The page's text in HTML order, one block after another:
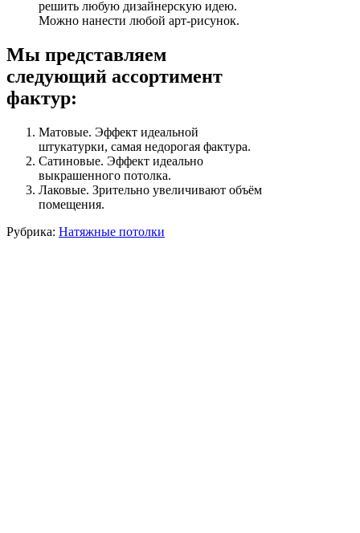
решить любую дизайнерскую идею.
Можно нанести любой арт-рисунок.
Мы представляем
следующий ассортимент
фактур:
Матовые. Эффект идеальной
штукатурки, самая недорогая фактура.
Сатиновые. Эффект идеально
выкрашенного потолка.
Лаковые. Зрительно увеличивают объём
помещения.
Рубрика: Натяжные потолки